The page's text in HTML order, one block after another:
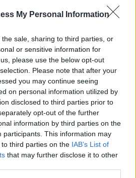
My Personal Information
sale, sharing to third parties, or
or sensitive information for
please use the below opt-out
Please note that after your
you may continue seeing
on personal information utilized by
disclosed to third parties prior to
opt-out of the further
information by third parties on the
participants. This information may
third parties on the IAB’s List of
that may further disclose it to other
งานในโครงการหนึ่งซึ่งจำเป็นต้อง
เงินแบบกำหนดเองบางอย่าง ในขณะ
สภาพแวดล้อมการทดสอบ แต่ใน
องฉันมีเพียงข้อมูล Contoso เริ่มต้น
นั้นมิติข้อมูลที่ต้องการจึงไม่พร้อมใช้
ก์ชันเหล่านั้น ผมพบว่าใน Dynamics
ฉพาะเมื่อสภาพแวดล้อมอยู่ใน "โหมด
กสารระบุว่า คุณสามารถเปลี่ยนสภาพ
จาก Lifecycle Services (LCS) แต่
งาน